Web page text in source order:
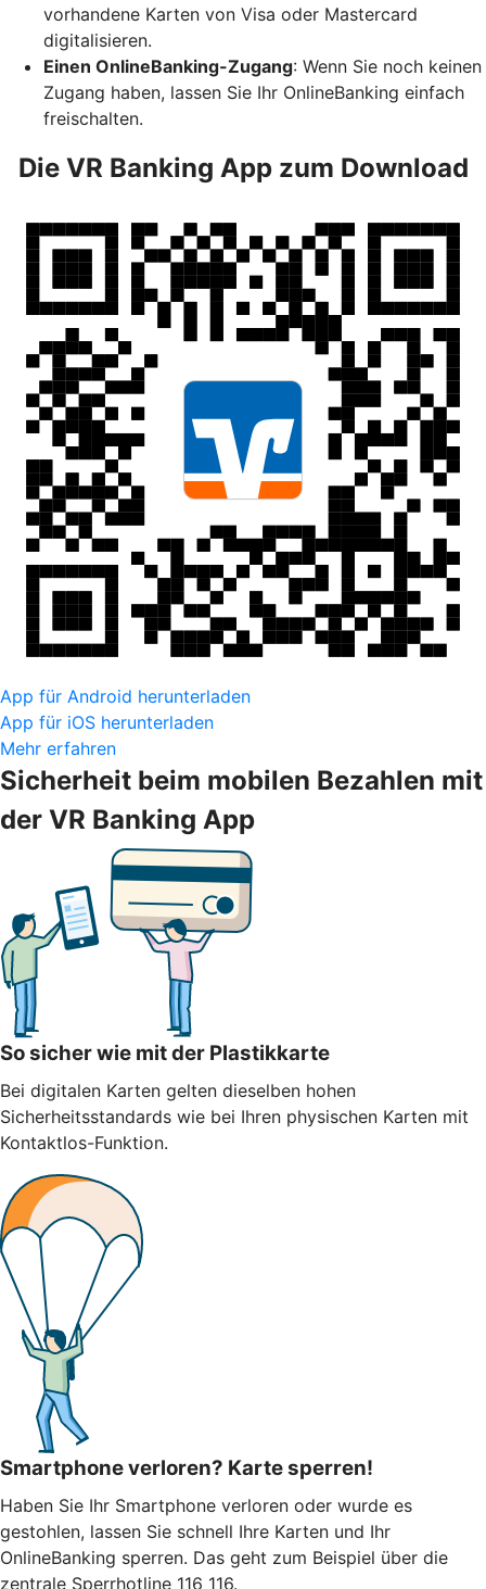
vorhandene Karten von Visa oder Mastercard
digitalisieren.
Einen OnlineBanking-Zugang: Wenn Sie noch keinen
Zugang haben, lassen Sie Ihr OnlineBanking einfach
freischalten.
Die VR Banking App zum Download
App für Android herunterladen
App für iOS herunterladen
Mehr erfahren
Sicherheit beim mobilen Bezahlen mit
der VR Banking App
So sicher wie mit der Plastikkarte
Bei digitalen Karten gelten dieselben hohen
Sicherheitsstandards wie bei Ihren physischen Karten mit
Kontaktlos-Funktion.
Smartphone verloren? Karte sperren!
Haben Sie Ihr Smartphone verloren oder wurde es
gestohlen, lassen Sie schnell Ihre Karten und Ihr
OnlineBanking sperren. Das geht zum Beispiel über die
zentrale Sperrhotline 116 116.